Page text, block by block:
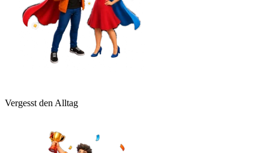
Vergesst den Alltag